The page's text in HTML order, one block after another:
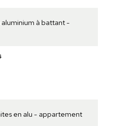
à battant -
en alu - appartement